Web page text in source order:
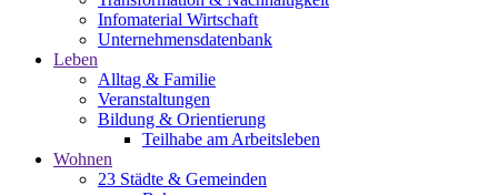
Infomaterial Wirtschaft
Unternehmensdatenbank
Leben
Alltag & Familie
Veranstaltungen
Bildung & Orientierung
Teilhabe am Arbeitsleben
Wohnen
23 Städte & Gemeinden